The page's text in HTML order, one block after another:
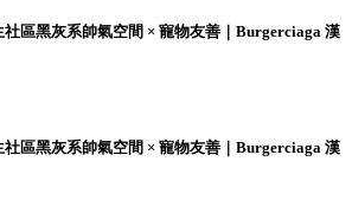
社區黑灰系帥氣空間 × 寵物友善｜Burgerciaga 漢
社區黑灰系帥氣空間 × 寵物友善｜Burgerciaga 漢